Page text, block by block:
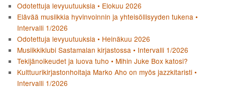
Odotettuja levyuutuuksia • Elokuu 2026
Elävää musiikkia hyvinvoinnin ja yhteisöllisyyden tukena •
Intervalli 1/2026
Odotettuja levyuutuuksia • Heinäkuu 2026
Musiikkiklubi Sastamalan kirjastossa • Intervalli 1/2026
Tekijänoikeudet ja luova tuho • Mihin Juke Box katosi?
Kulttuurikirjastonhoitaja Marko Aho on myös jazzkitaristi •
Intervalli 1/2026